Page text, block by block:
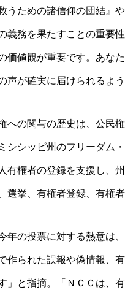
ための諸信仰の団結』や
義務を果たすことの重要
価値観が重要です。あな
声が確実に届けられるよ
への関与の歴史は、公民
シシッピ州のフリーダム・
有権者の登録を支援し、
選挙、有権者登録、有権
年の投票に対する熱意は
作られた誤報や偽情報、
」と指摘。「ＮＣＣは、